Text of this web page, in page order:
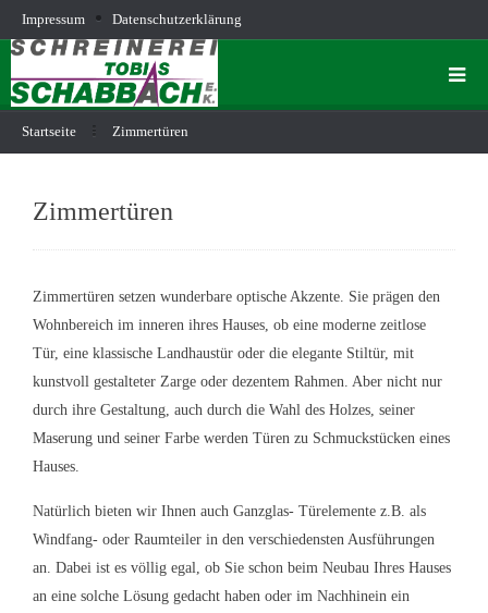
Impressum Datenschutzerklärung
Startseite Zimmertüren
Zimmertüren
Zimmertüren setzen wunderbare optische Akzente. Sie prägen den
Wohnbereich im inneren ihres Hauses, ob eine moderne zeitlose
Tür, eine klassische Landhaustür oder die elegante Stiltür, mit
kunstvoll gestalteter Zarge oder dezentem Rahmen. Aber nicht nur
durch ihre Gestaltung, auch durch die Wahl des Holzes, seiner
Maserung und seiner Farbe werden Türen zu Schmuckstücken eines
Hauses.
Natürlich bieten wir Ihnen auch Ganzglas- Türelemente z.B. als
Windfang- oder Raumteiler in den verschiedensten Ausführungen
an. Dabei ist es völlig egal, ob Sie schon beim Neubau Ihres Hauses
an eine solche Lösung gedacht haben oder im Nachhinein ein